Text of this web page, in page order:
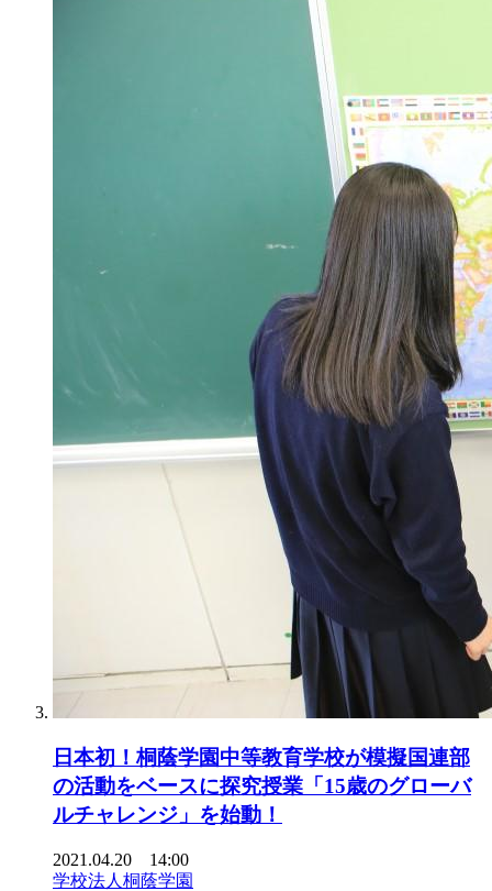
日本初！桐蔭学園中等教育学校が模擬国連部
の活動をベースに探究授業「15歳のグローバ
ルチャレンジ」を始動！
2021.04.20 14:00
学校法人桐蔭学園